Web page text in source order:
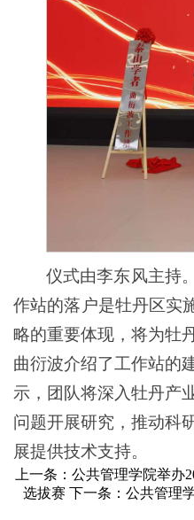
仪式由李东风主持
作站的落户是牡丹区实
略的重要体现，将为牡
曲衍波介绍了工作站的
示，团队将深入牡丹产
问题开展研究，推动科
展提供技术支持。
上一条： 公共管理学院举办
选拔赛 下一条： 公共管理